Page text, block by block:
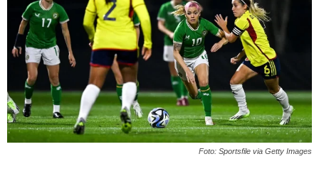
Foto: Sportsfile via Getty Images